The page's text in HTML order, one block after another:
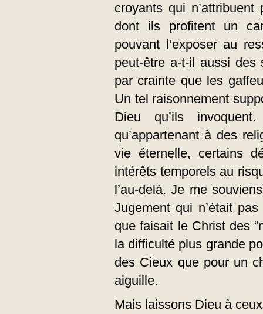
croyants qui
dont ils profitent un
pouvant l’exposer au
peut-être a-t-il aussi des
par crainte que les
Un tel raisonnement
Dieu qu’ils
qu’appartenant à des
vie éternelle, certains
intérêts temporels au
l’au-delà. Je me
Jugement qui n’était
que faisait le Christ des
la difficulté plus grande
des Cieux que pour un
aiguille.
Mais laissons Dieu à